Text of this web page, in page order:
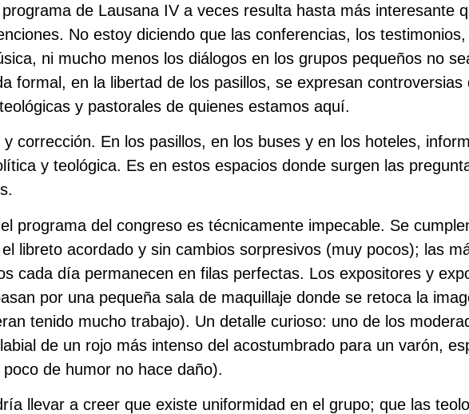
de Lausana IV a veces resulta hasta más interesante
No estoy diciendo que las conferencias, los
ni mucho menos los diálogos en los grupos pequeños no
formal, en la libertad de los pasillos, se expresan controversias
y pastorales de quienes estamos aquí.
corrección. En los pasillos, en los buses y en los hoteles,
y teológica. Es en estos espacios donde surgen las
programa del congreso es técnicamente impecable. Se
libreto acordado y sin cambios sorpresivos (muy pocos); las
cada día permanecen en filas perfectas. Los expositores y
por una pequeña sala de maquillaje donde se retoca la
tenido mucho trabajo). Un detalle curioso: uno de los
de un rojo más intenso del acostumbrado para un varón,
de humor no hace daño).
llevar a creer que existe uniformidad en el grupo; que las